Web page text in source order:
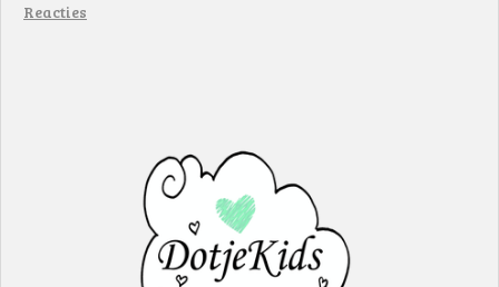
Reacties